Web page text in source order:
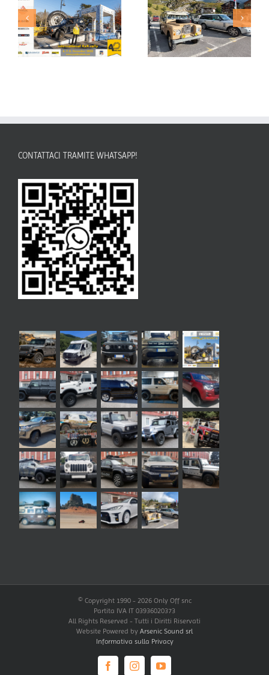
CONTATTACI TRAMITE WHATSAPP!
© Copyright 1990 - 2026 Only Off snc
Partita IVA IT 03936020373
All Rights Reserved - Tutti i Diritti Riservati
Website Powered by Arsenic Sound srl
Informativa sulla Privacy
FacebookInstagramYouTube